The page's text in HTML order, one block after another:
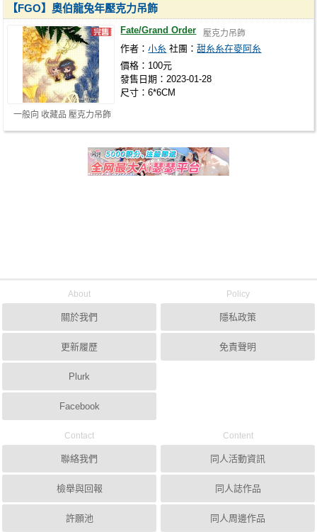
一般向 收藏品 壓克力吊飾
【FGO】奧伯龍兔年壓克力吊飾
Fate/Grand Order 壓克力吊飾
作者：小糸 社團：甜糸糸在麥阿糸
價格：100元
發售日期：2023-01-28
尺寸：6*6CM
About
關於我們
更新履歷
Plurk
Facebook
Policy
隱私政策
免責聲明
Contact
聯絡我們
檢舉與回報
許願池
Content
同人活動資訊
同人誌作品
同人周邊作品